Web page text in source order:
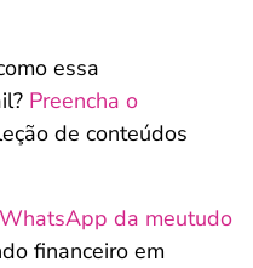
essa
Preencha o
de conteúdos
da meutudo
financeiro em